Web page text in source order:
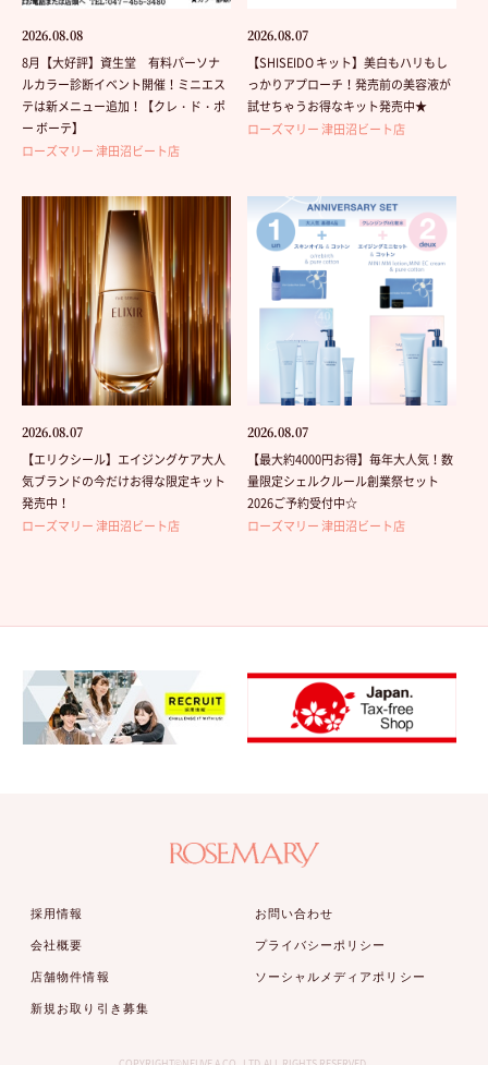
2026.08.08
8月【大好評】資生堂 有料パーソナ
ルカラー診断イベント開催！ミニエス
テは新メニュー追加！【クレ・ド・ポ
ー ボーテ】
ローズマリー 津田沼ビート店
2026.08.07
【SHISEIDO キット】美白もハリもし
っかりアプローチ！発売前の美容液が
試せちゃうお得なキット発売中★
ローズマリー 津田沼ビート店
2026.08.07
【エリクシール】エイジングケア大人
気ブランドの今だけお得な限定キット
発売中！
ローズマリー 津田沼ビート店
2026.08.07
【最大約4000円お得】毎年大人気！数
量限定シェルクルール創業祭セット
2026ご予約受付中☆
ローズマリー 津田沼ビート店
採用情報
会社概要
店舗物件情報
新規お取り引き募集
お問い合わせ
プライバシーポリシー
ソーシャルメディアポリシー